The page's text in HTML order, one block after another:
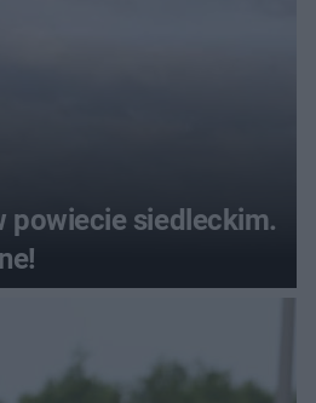
powiecie siedleckim.